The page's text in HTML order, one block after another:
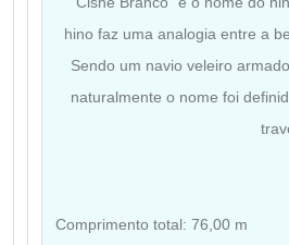
hino faz uma analogia entre a
Sendo um navio veleiro
naturalmente o nome foi
Comprimento total: 76,00 m